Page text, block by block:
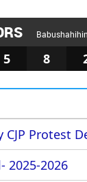
5 8
Protest
2025-2026